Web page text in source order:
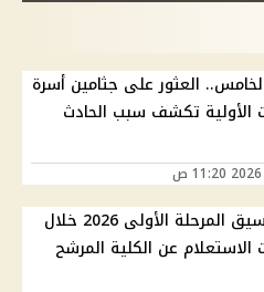
العثور على جثامين أسرة
الأولية تكشف سبب الحادث
إعلان نتيجة تنسيق المرحلة الأولى 2026 خلال
عن الكلية المرشح